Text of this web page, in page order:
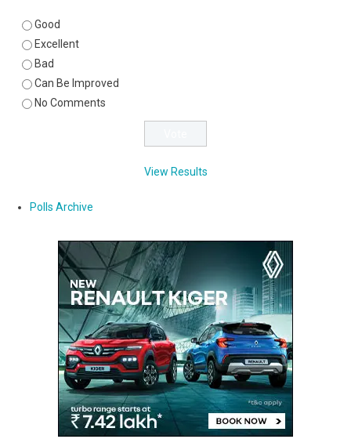
Good
Excellent
Bad
Can Be Improved
No Comments
View Results
Polls Archive